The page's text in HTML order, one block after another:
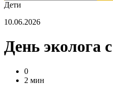
Дети
10.06.2026
День эколога
0
2 мин